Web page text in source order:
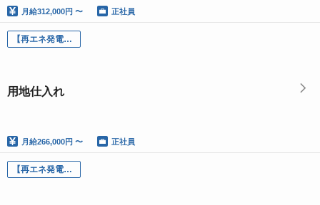
月給312,000円 〜 正社員
【再エネ発電所】発電所開発PM／用地仕入れ
用地仕入れ
月給266,000円 〜 正社員
【再エネ発電所】経営企画/事業分析